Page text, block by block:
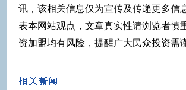
讯，该相关信息仅为宣传及传递更多信
表本网站观点，文章真实性请浏览者慎
资加盟均有风险，提醒广大民众投资需